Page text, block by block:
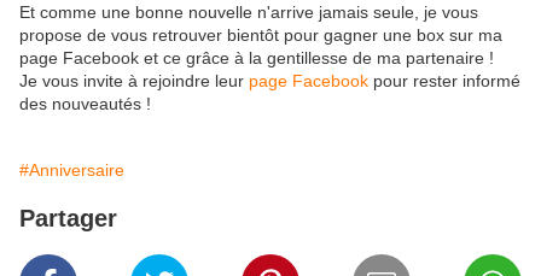
Et comme une bonne nouvelle n'arrive jamais seule, je vous
propose de vous retrouver bientôt pour gagner une box sur ma
page Facebook et ce grâce à la gentillesse de ma partenaire !
Je vous invite à rejoindre leur page Facebook pour rester informé
des nouveautés !
#Anniversaire
Partager